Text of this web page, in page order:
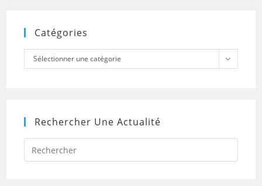
Catégories
Catégories
Sélectionner une catégorie
Rechercher Une Actualité
Press
to